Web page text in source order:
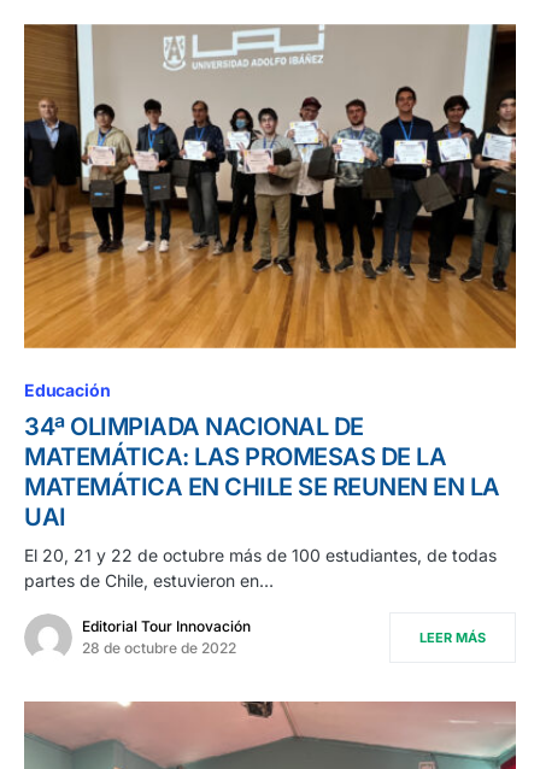
Educación
34ª OLIMPIADA NACIONAL DE
MATEMÁTICA: LAS PROMESAS DE LA
MATEMÁTICA EN CHILE SE REUNEN EN LA
UAI
El 20, 21 y 22 de octubre más de 100 estudiantes, de todas
partes de Chile, estuvieron en…
Editorial Tour Innovación
28 de octubre de 2022
LEER MÁS